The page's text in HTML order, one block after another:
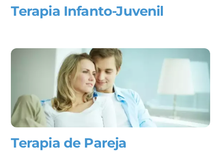
Terapia Infanto-Juvenil
Terapia de Pareja